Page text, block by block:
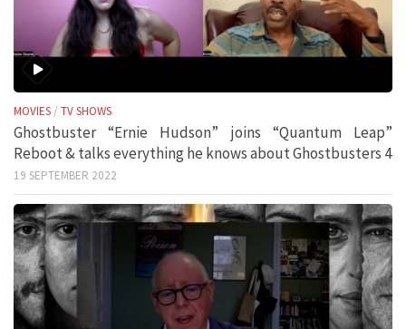
MOVIES / TV SHOWS
Ghostbuster “Ernie Hudson” joins “Quantum Leap”
Reboot & talks everything he knows about Ghostbusters 4
19 SEPTEMBER 2022